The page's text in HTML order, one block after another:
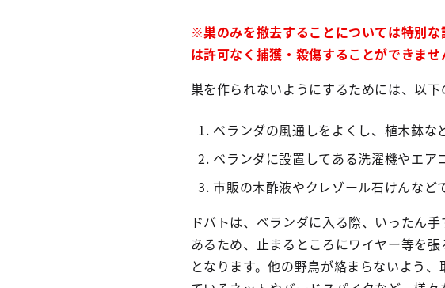
※巣のみを撤去することについては特別
は許可なく捕獲・殺傷することができませ
巣を作られないようにするためには、以下
ベランダの風通しをよくし、植木鉢な
ベランダに設置してある洗濯機やエア
市販の木酢液やクレゾール石けんなど
ドバトは、ベランダに入る際、いったん
あるため、止まるところにワイヤー等を
となります。他の野鳥が絡まらないよう